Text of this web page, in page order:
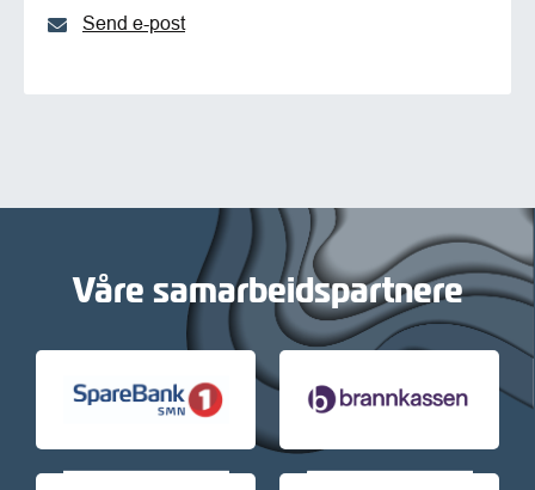
Send e-post
Våre samarbeidspartnere